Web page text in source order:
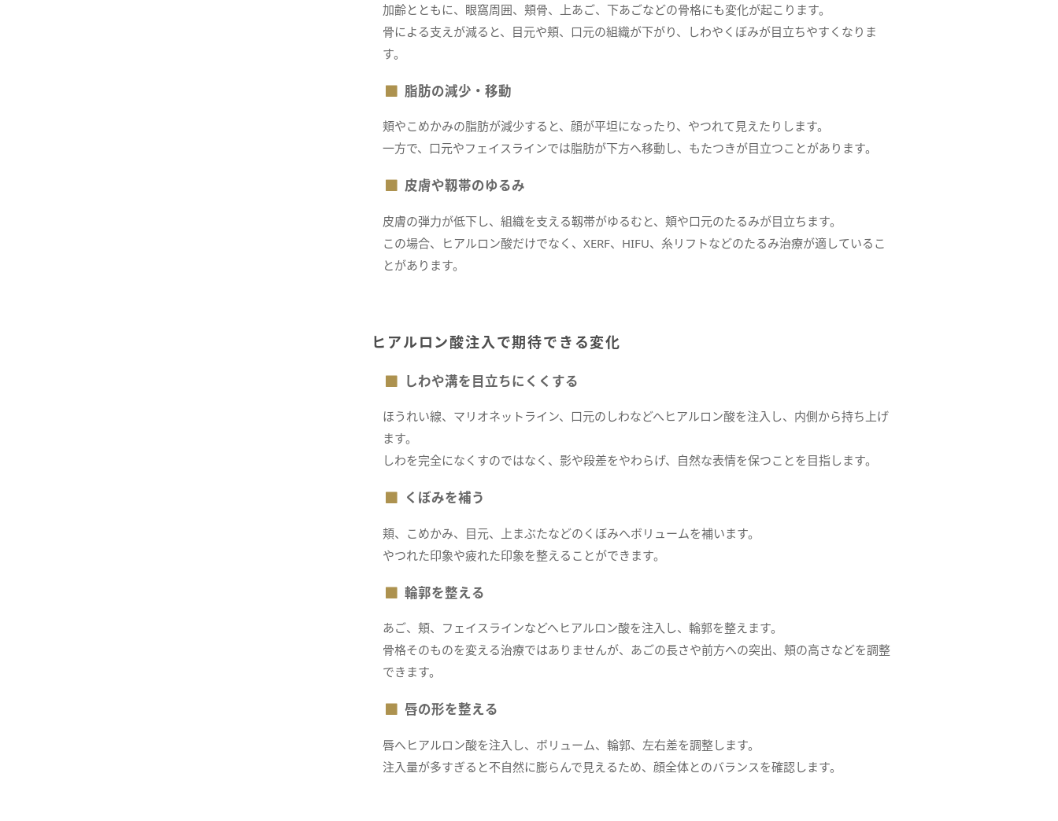
加齢とともに、眼窩周囲、頬骨、上あご、下あごなどの骨格にも変化が起こります。
骨による支えが減ると、目元や頬、口元の組織が下がり、しわやくぼみが目立ちやすくなりま
す。
脂肪の減少・移動
頬やこめかみの脂肪が減少すると、顔が平坦になったり、やつれて見えたりします。
一方で、口元やフェイスラインでは脂肪が下方へ移動し、もたつきが目立つことがあります。
皮膚や靱帯のゆるみ
皮膚の弾力が低下し、組織を支える靱帯がゆるむと、頬や口元のたるみが目立ちます。
この場合、ヒアルロン酸だけでなく、XERF、HIFU、糸リフトなどのたるみ治療が適しているこ
とがあります。
ヒアルロン酸注入で期待できる変化
しわや溝を目立ちにくくする
ほうれい線、マリオネットライン、口元のしわなどへヒアルロン酸を注入し、内側から持ち上げ
ます。
しわを完全になくすのではなく、影や段差をやわらげ、自然な表情を保つことを目指します。
くぼみを補う
頬、こめかみ、目元、上まぶたなどのくぼみへボリュームを補います。
やつれた印象や疲れた印象を整えることができます。
輪郭を整える
あご、頬、フェイスラインなどへヒアルロン酸を注入し、輪郭を整えます。
骨格そのものを変える治療ではありませんが、あごの長さや前方への突出、頬の高さなどを調整
できます。
唇の形を整える
唇へヒアルロン酸を注入し、ボリューム、輪郭、左右差を調整します。
注入量が多すぎると不自然に膨らんで見えるため、顔全体とのバランスを確認します。